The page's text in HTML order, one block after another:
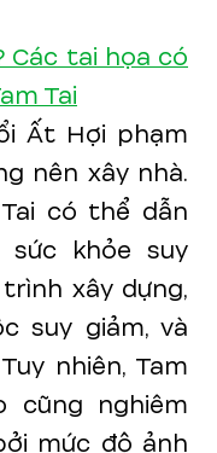
Các tai họa có
Tai
Ất Hợi phạm
nên xây nhà.
có thể dẫn
khỏe suy
xây dựng,
suy giảm, và
nhiên, Tam
cũng nghiêm
mức độ ảnh